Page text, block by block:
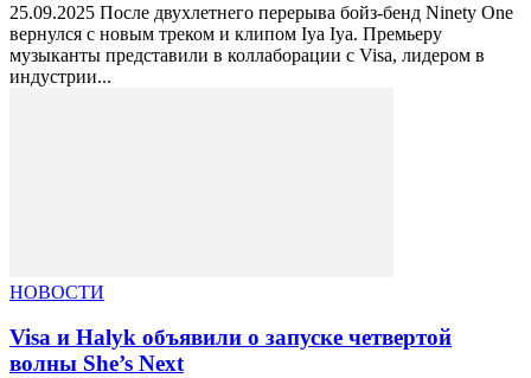
25.09.2025 После двухлетнего перерыва бойз-бенд Ninety One
вернулся с новым треком и клипом Iya Iya. Премьеру
музыканты представили в коллаборации с Visa, лидером в
индустрии...
НОВОСТИ
Visa и Halyk объявили о запуске четвертой
волны She’s Next